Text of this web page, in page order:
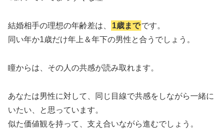
結婚相手の理想の年齢差は、 1歳までです。
同い年か1歳だけ年上＆年下の男性と合うでしょう。
瞳からは、その人の共感が読み取れます。
あなたは男性に対して、同じ目線で共感をしながら一緒に
いたい、と思っています。
似た価値観を持って、支え合いながら進むでしょう。